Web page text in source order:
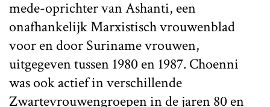
mede-oprichter van Ashanti, een
onafhankelijk Marxistisch vrouwenblad
voor en door Suriname vrouwen,
uitgegeven tussen 1980 en 1987. Choenni
was ook actief in verschillende
Zwartevrouwengroepen in de jaren 80 en